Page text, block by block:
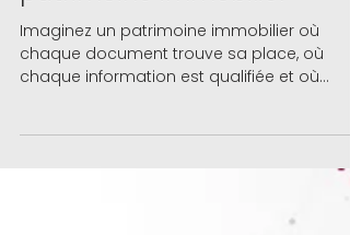
patrimoine immobilier
Imaginez un patrimoine immobilier où
précisément ce que permet la solution